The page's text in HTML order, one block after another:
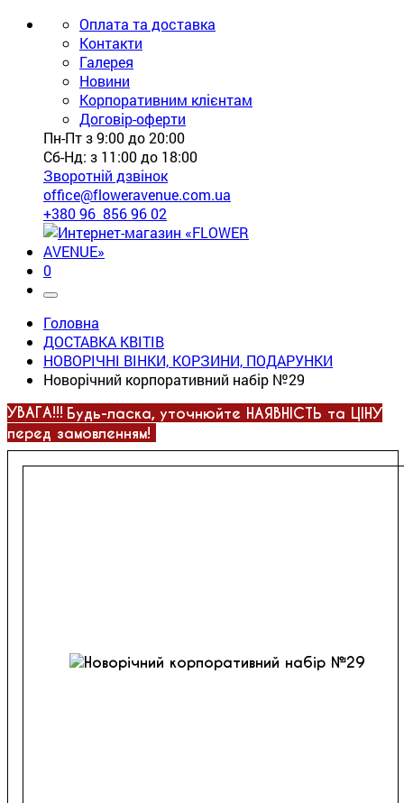
Оплата та доставка
Контакти
Галерея
Новини
Корпоративним клієнтам
Договір-оферти
Пн-Пт з 9:00 до 20:00
Сб-Нд: з 11:00 до 18:00
Зворотній дзвінок
office@floweravenue.com.ua
+380 96 856 96 02
0
Головна
ДОСТАВКА КВІТІВ
НОВОРІЧНІ ВІНКИ, КОРЗИНИ, ПОДАРУНКИ
Новорічний корпоративний набір №29
УВАГА!!! Будь-ласка, уточнюйте НАЯВНІСТЬ та ЦІНУ
перед замовленням!